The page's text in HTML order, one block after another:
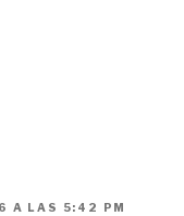
A LAS 5:42 PM